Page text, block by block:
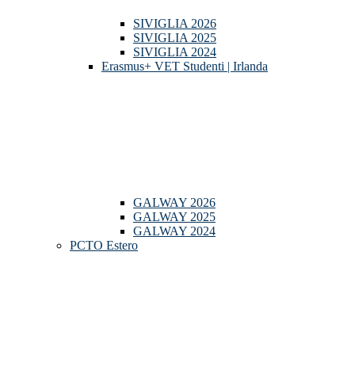
SIVIGLIA 2026
SIVIGLIA 2025
SIVIGLIA 2024
Erasmus+ VET Studenti | Irlanda
GALWAY 2026
GALWAY 2025
GALWAY 2024
PCTO Estero